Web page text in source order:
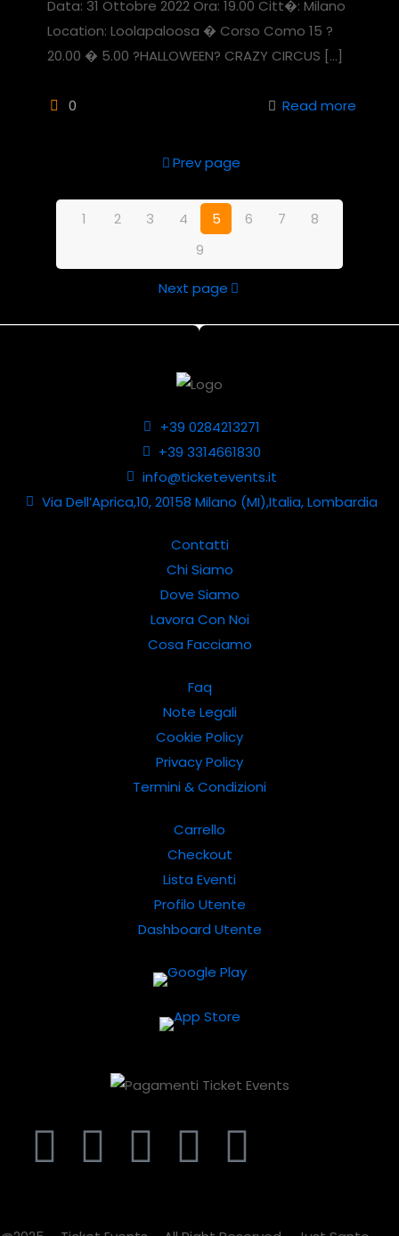
Data: 31 Ottobre 2022 Ora: 19.00 Citt�: Milano
Location: Loolapaloosa � Corso Como 15 ?
20.00 � 5.00 ?HALLOWEEN? CRAZY CIRCUS […]
0 Read more
Prev page
1 2 3 4 5 6 7
8
9
Next page
+39 0284213271
+39 3314661830
info@ticketevents.it
Via Dell’Aprica,10, 20158 Milano (MI),Italia, Lombardia
Contatti
Chi Siamo
Dove Siamo
Lavora Con Noi
Cosa Facciamo
Faq
Note Legali
Cookie Policy
Privacy Policy
Termini & Condizioni
Carrello
Checkout
Lista Eventi
Profilo Utente
Dashboard Utente